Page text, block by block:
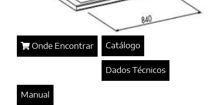
Onde Encontrar Catálogo
Dados Técnicos
Manual